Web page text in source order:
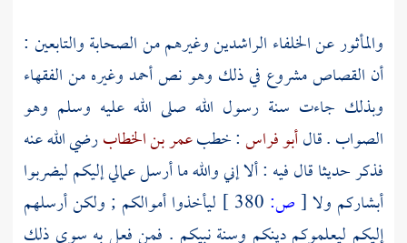
والمأثور عنالخلفاء الراشدينوغيرهم منالصحابةوالتابعين :
أن القصاص مشروع في ذلك وهو نصأحمدوغيره من الفقهاء
وبذلك جاءت سنة رسول الله صلى الله عليه وسلم وهو
الصواب . قالأبو فراس: خطبعمر بن الخطابرضي الله عنه
فذكر حديثا قال فيه : ألا إني والله ما أرسل عمالي إليكم ليضربوا
أبشاركم ولا[ص:
ليأخذوا أموالكم ; ولكن أرسلهم
إليكم ليعلموكم دينكم وسنة نبيكم . فمن فعل به سوى ذلك